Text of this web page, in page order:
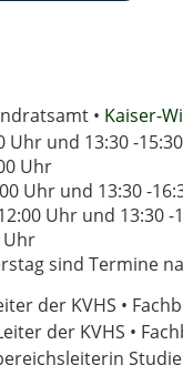
• Kaiser-
Uhr und 13:30 -
Uhr
Uhr und 13:30 -
Uhr und 13:30 -
Uhr
sind Termine
der KVHS •
der KVHS •